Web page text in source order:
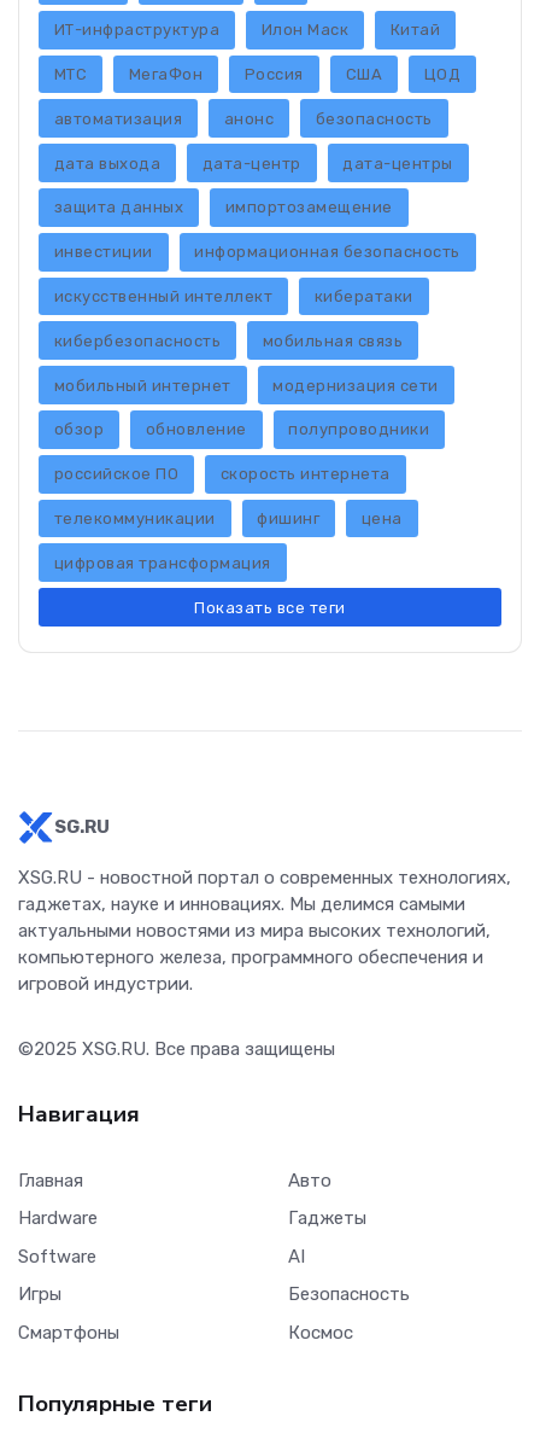
ИТ-инфраструктура Илон Маск Китай
МТС МегаФон Россия США ЦОД
автоматизация анонс безопасность
дата выхода дата-центр дата-центры
защита данных импортозамещение
инвестиции информационная безопасность
искусственный интеллект кибератаки
кибербезопасность мобильная связь
мобильный интернет модернизация сети
обзор обновление полупроводники
российское ПО скорость интернета
телекоммуникации фишинг цена
цифровая трансформация
Показать все теги
SG.RU
XSG.RU - новостной портал о современных технологиях,
гаджетах, науке и инновациях. Мы делимся самыми
актуальными новостями из мира высоких технологий,
компьютерного железа, программного обеспечения и
игровой индустрии.
©2025 XSG.RU. Все права защищены
Навигация
Главная
Hardware
Software
Игры
Смартфоны
Авто
Гаджеты
AI
Безопасность
Космос
Популярные теги